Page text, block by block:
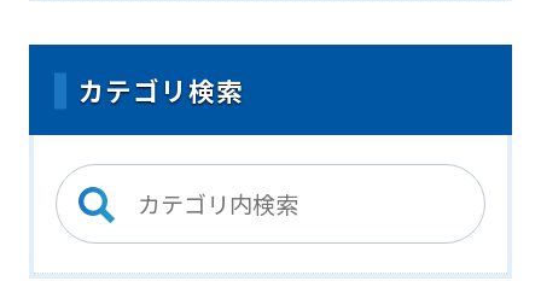
カテゴリ検索